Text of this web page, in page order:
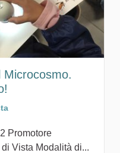
Microcosmo.
Promotore
Vista Modalità di...